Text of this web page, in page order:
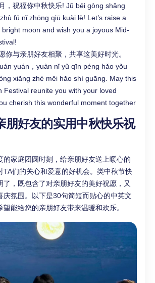
，祝福你中秋快乐! Jǔ bēi gòng shǎng
fú nǐ zhōng qiū kuài lè! Let’s raise a
moon and wish you a joyous Mid-
你与亲朋好友相聚，共享这美好时光。
yuán，yuàn nǐ yǔ qīn péng hǎo yǒu
xiǎng zhè měi hǎo shí guāng. May this
Festival reunite you with your loved
cherish this wonderful moment together
朋好友的实用中秋快乐祝
的家庭团圆时刻，给亲朋好友送上暖心的
TA们的关心和爱意的好机会。类中秋节快
了，既包含了对亲朋好友的美好祝愿，又
庆氛围。以下是30句简短而贴心的中英文
能给您的亲朋好友带来温暖和欢乐。